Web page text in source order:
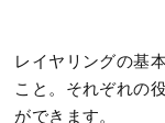
レイヤリングの基
こと。それぞれの
ができます。